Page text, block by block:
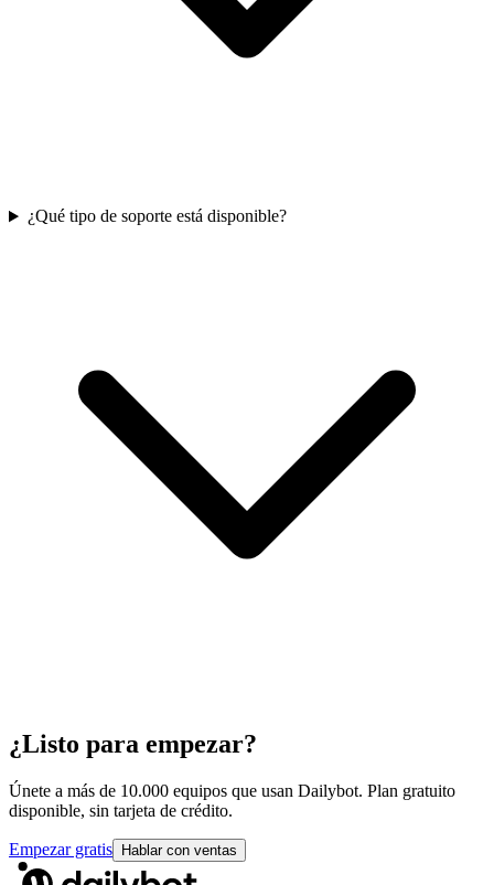
¿Qué tipo de soporte está disponible?
¿Listo para empezar?
Únete a más de 10.000 equipos que usan Dailybot. Plan gratuito
disponible, sin tarjeta de crédito.
Empezar gratis Hablar con ventas